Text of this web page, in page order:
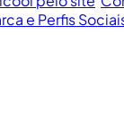
e Perfis